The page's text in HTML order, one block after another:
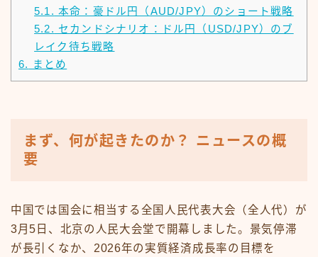
5.1. 本命：豪ドル円（AUD/JPY）のショート戦略
5.2. セカンドシナリオ：ドル円（USD/JPY）のブ
レイク待ち戦略
6.
まとめ
まず、何が起きたのか？ ニュースの概
要
中国では国会に相当する全国人民代表大会（全人代）が
3月5日、北京の人民大会堂で開幕しました。景気停滞
が長引くなか、2026年の実質経済成長率の目標を